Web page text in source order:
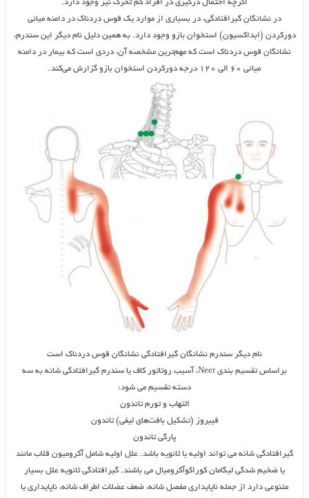
اگرچه احتمال درگیری در افراد کم تحرک نیز وجود دارد.
در نشانگان گیرافتادگی، در بسیاری از موارد یک قوس دردناک در دامنه میانی
دورکردن (ابداکسیون) استخوان بازو وجود دارد. به همین دلیل نام دیگر این سندرم،
نشانگان قوس دردناک است که مهم‌ترین مشخصه آن، دردی است که بیمار در دامنه
میانی ۶۰ الی ۱۲۰ درجه دورکردن استخوان بازو گزارش می‌کند.
نام دیگر سندرم نشانگان گیرافتادگی نشانگان قوس دردناک است
براساس تقسیم بندی Neer، آسیب روتاتور کاف یا سندرم گیرافتادگی شانه به سه
دسته تقسیم می شود:
التهاب و تورم تاندون
فیبروز (تشکیل بافت‌های لیفی) تاندون
پارگی تاندون
گیرافتادگی شانه می تواند اولیه یا ثانویه باشد. علل اولیه شامل آکرومیون قلاب مانند
یا ضخیم شدگی لیگامان کوراکوآکرومیال می باشند. گیرافتادگی ثانویه علل بسیار
متنوعی دارد از جمله ناپایداری مفصل شانه، ضعف عضلات اطراف شانه، ناپایداری یا